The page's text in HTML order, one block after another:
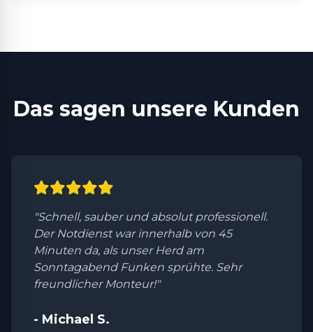
Das sagen unsere Kunden
"Schnell, sauber und absolut professionell.
Der Notdienst war innerhalb von 45
Minuten da, als unser Herd am
Sonntagabend Funken sprühte. Sehr
freundlicher Monteur!"
- Michael S.